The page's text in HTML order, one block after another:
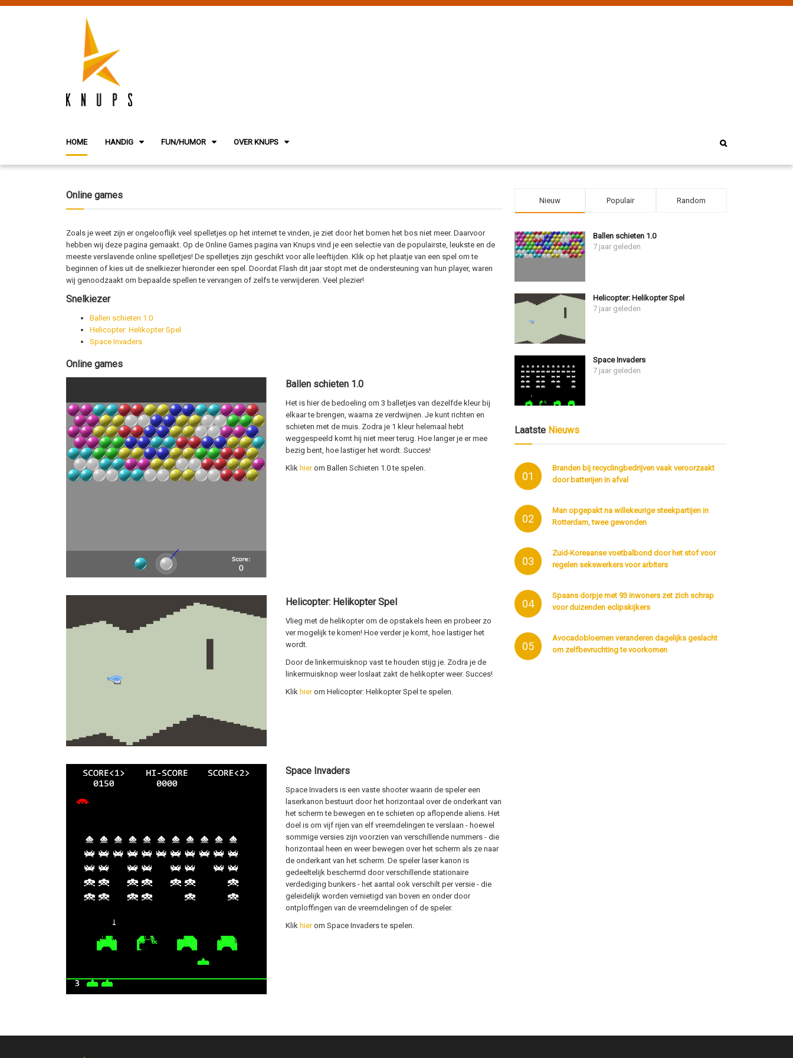
HOME HANDIG FUN/HUMOR OVER KNUPS
Online games
Zoals je weet zijn er ongelooflijk veel spelletjes op het internet te vinden, je ziet door het bomen het bos niet meer. Daarvoor
hebben wij deze pagina gemaakt. Op de Online Games pagina van Knups vind je een selectie van de populairste, leukste en de
meeste verslavende online spelletjes! De spelletjes zijn geschikt voor alle leeftijden. Klik op het plaatje van een spel om te
beginnen of kies uit de snelkiezer hieronder een spel. Doordat Flash dit jaar stopt met de ondersteuning van hun player, waren
wij genoodzaakt om bepaalde spellen te vervangen of zelfs te verwijderen. Veel plezier!
Snelkiezer
Ballen schieten 1.0
Helicopter: Helikopter Spel
Space Invaders
Online games
Ballen schieten 1.0
Het is hier de bedoeling om 3 balletjes van dezelfde kleur bij
elkaar te brengen, waarna ze verdwijnen. Je kunt richten en
schieten met de muis. Zodra je 1 kleur helemaal hebt
weggespeeld komt hij niet meer terug. Hoe langer je er mee
bezig bent, hoe lastiger het wordt. Succes!
Klik hierom Ballen Schieten 1.0 te spelen.
Helicopter: Helikopter Spel
Vlieg met de helikopter om de opstakels heen en probeer zo
ver mogelijk te komen! Hoe verder je komt, hoe lastiger het
wordt.
Door de linkermuisknop vast te houden stijg je. Zodra je de
linkermuisknop weer loslaat zakt de helikopter weer. Succes!
Klik hierom Helicopter: Helikopter Spel te spelen.
Space Invaders
Space Invaders is een vaste shooter waarin de speler een
laserkanon bestuurt door het horizontaal over de onderkant van
het scherm te bewegen en te schieten op aflopende aliens. Het
doel is om vijf rijen van elf vreemdelingen te verslaan - hoewel
sommige versies zijn voorzien van verschillende nummers - die
horizontaal heen en weer bewegen over het scherm als ze naar
de onderkant van het scherm. De speler laser kanon is
gedeeltelijk beschermd door verschillende stationaire
verdediging bunkers - het aantal ook verschilt per versie - die
geleidelijk worden vernietigd van boven en onder door
ontploffingen van de vreemdelingen of de speler.
Klik hierom Space Invaders te spelen.
Nieuw Populair Random
Ballen schieten 1.0
7 jaar geleden
Helicopter: Helikopter Spel
7 jaar geleden
Space Invaders
7 jaar geleden
Laatste Nieuws
01
Branden bij recyclingbedrijven vaak veroorzaakt
door batterijen in afval
02
Man opgepakt na willekeurige steekpartijen in
Rotterdam, twee gewonden
03
Zuid-Koreaanse voetbalbond door het stof voor
regelen sekswerkers voor arbiters
04
Spaans dorpje met 93 inwoners zet zich schrap
voor duizenden eclipskijkers
05
Avocadobloemen veranderen dagelijks geslacht
om zelfbevruchting te voorkomen